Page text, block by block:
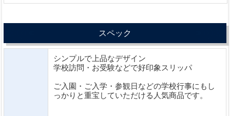
スペック
シンプルで上品なデザイン
学校訪問・お受験などで好印象スリッパ
ご入園・ご入学・参観日などの学校行事にもし
っかりと重宝していただける人気商品です。